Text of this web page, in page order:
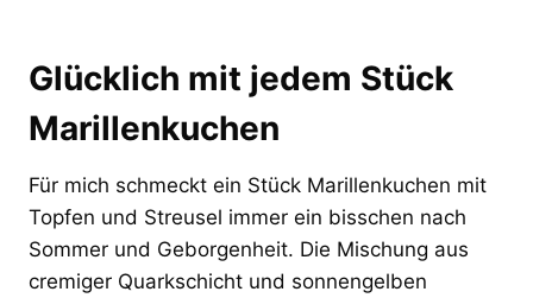
Glücklich mit jedem Stück
Marillenkuchen
Für mich schmeckt ein Stück Marillenkuchen mit
Topfen und Streusel immer ein bisschen nach
Sommer und Geborgenheit. Die Mischung aus
cremiger Quarkschicht und sonnengelben